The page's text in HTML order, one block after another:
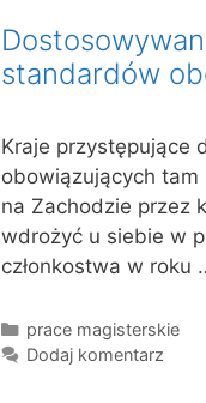
standardów
Kraje przystępujące
obowiązujących
na Zachodzie przez
wdrożyć u siebie w
członkostwa w roku
Kategorie
prace magisterskie
Dodaj komentarz